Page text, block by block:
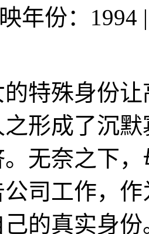
映年份：1994 |
殊身份让
形成了沉
无奈之下
司工作，
己的真实